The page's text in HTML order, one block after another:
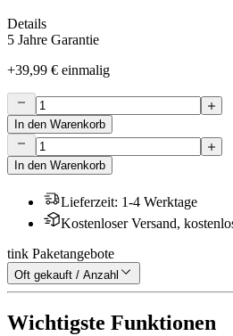
Details
5 Jahre Garantie
+39,99 € einmalig
In den Warenkorb
In den Warenkorb
Lieferzeit: 1-4 Werktage
Kostenloser Versand,
tink Paketangebote
Oft gekauft / Anzahl
Wichtigste Funktionen